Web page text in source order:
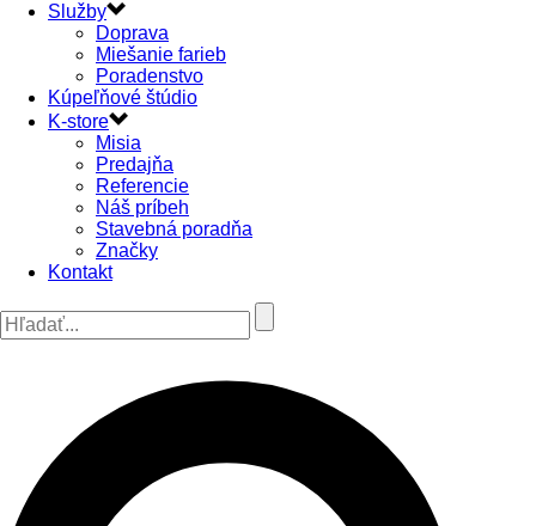
Služby
Doprava
Miešanie farieb
Poradenstvo
Kúpeľňové štúdio
K-store
Misia
Predajňa
Referencie
Náš príbeh
Stavebná poradňa
Značky
Kontakt